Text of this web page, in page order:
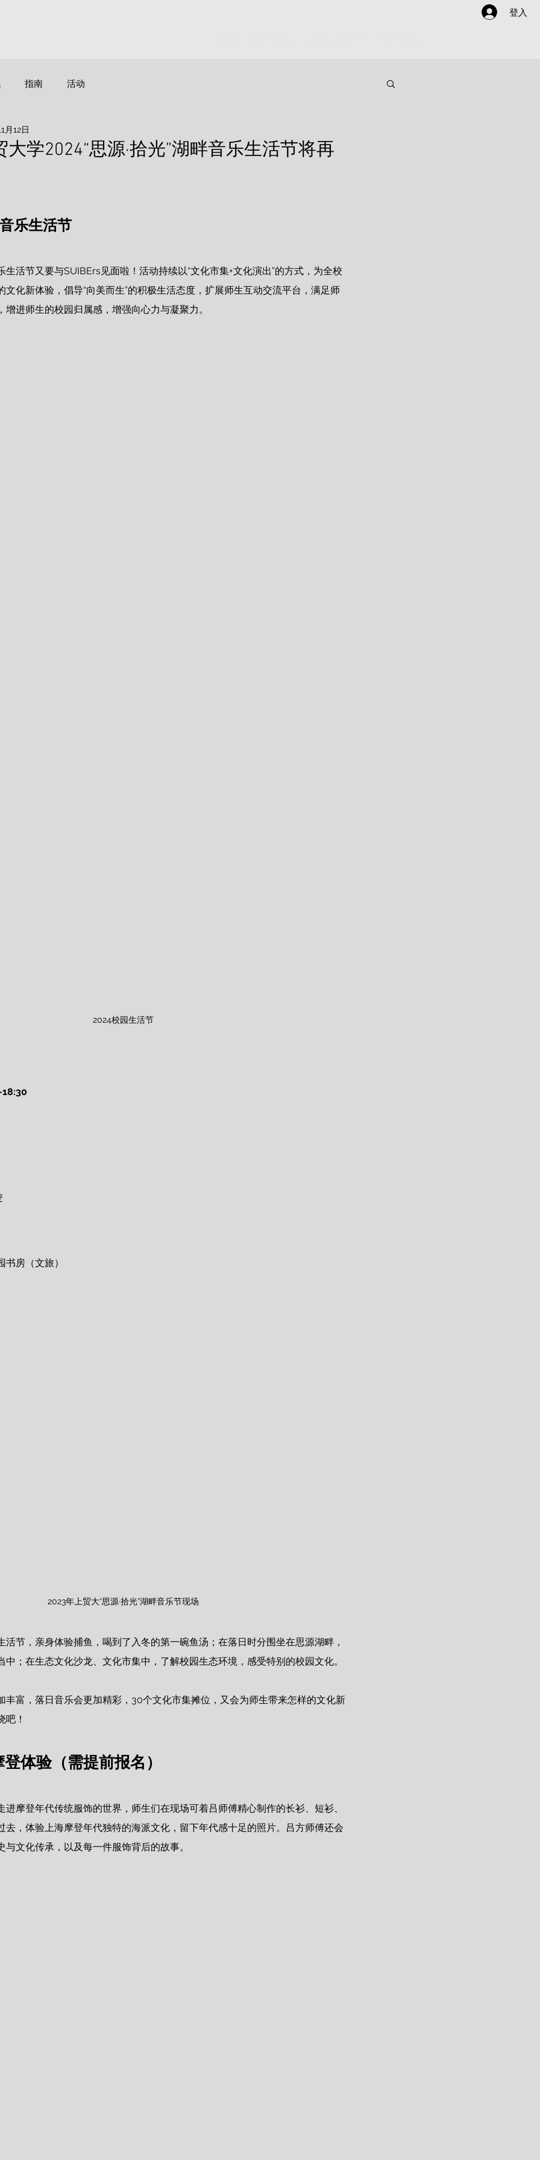
登入
指南 活动
学2024“思源·拾光”湖畔音乐生活节将再
月12日
乐生活节
生活节又要与SUIBErs见面啦！活动持续以“文化市集+文化演出”的方式，为全校
文化新体验，倡导“向美而生”的积极生活态度，扩展师生互动交流平台，满足师
进师生的校园归属感，增强向心力与凝聚力。
2024校园生活节
房（文旅）
2023年上贸大“思源·拾光”湖畔音乐节现场
活节，亲身体验捕鱼，喝到了入冬的第一碗鱼汤；在落日时分围坐在思源湖畔，
中；在生态文化沙龙、文化市集中，了解校园生态环境，感受特别的校园文化。
丰富，落日音乐会更加精彩，30个文化市集摊位，又会为师生带来怎样的文化新
吧！
体验（需提前报名）
进摩登年代传统服饰的世界 ，师生们在现场可着吕师傅精心制作的长衫、短衫、
去，体验上海摩登年代独特的海派文化，留下年代感十足的照片。吕方师傅还会
与文化传承，以及每一件服饰背后的故事。